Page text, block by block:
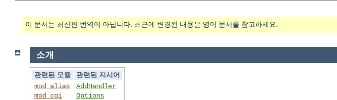
이 문서는 최신판 번역이 아닙니다. 최근에 변경된 내용은 영어 문서를 참고하세요.
소개
관련된 모듈
관련된 지시어
mod_alias
mod_cgi
AddHandler
Options